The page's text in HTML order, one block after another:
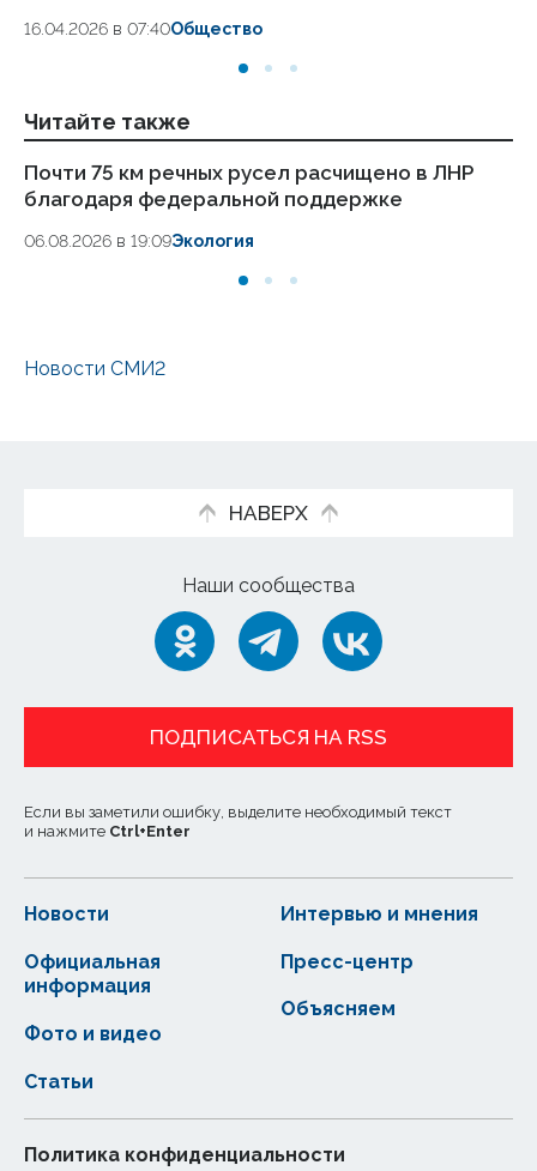
16.04.2026 в 07:40Общество
Читайте также
Почти 75 км речных русел расчищено в ЛНР
благодаря федеральной поддержке
06.08.2026 в 19:09Экология
Новости СМИ2
НАВЕРХ
Наши сообщества
ПОДПИСАТЬСЯ НА RSS
Если вы заметили ошибку, выделите необходимый текст
и нажмите Ctrl+Enter
Новости
Статьи
Официальная
информация
Интервью и мнения
Фото и видео
Пресс-центр
Объясняем
Политика конфиденциальности